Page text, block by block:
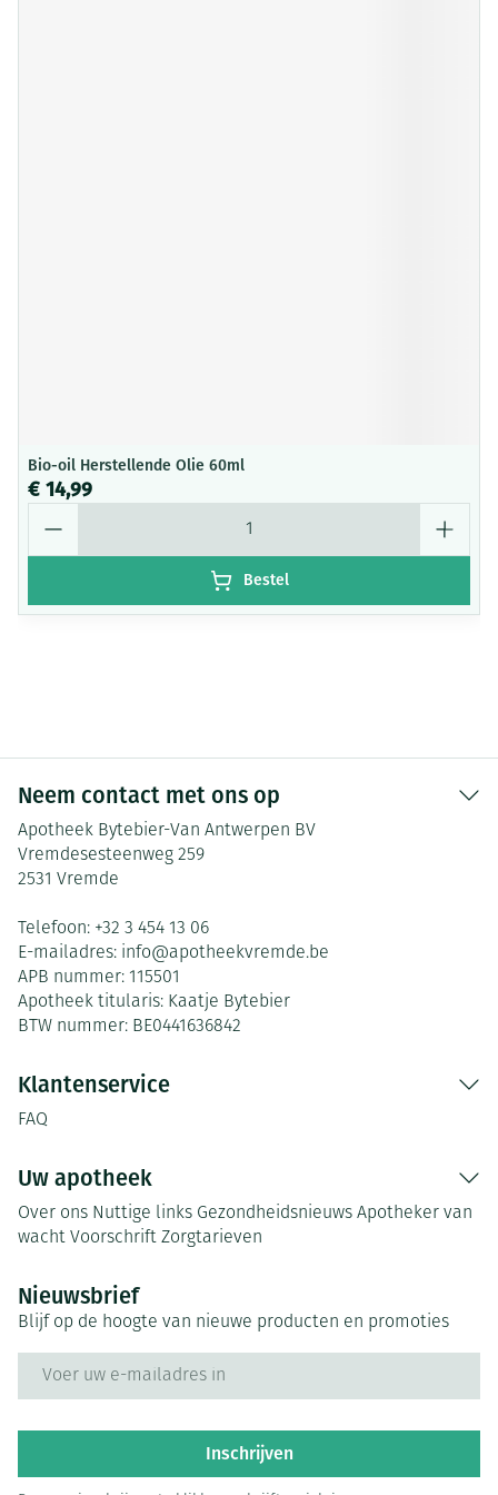
Bio-oil Herstellende Olie 60ml
€ 14,99
Bestel
Neem contact met ons op
Apotheek Bytebier-Van Antwerpen BV
Vremdesesteenweg 259
2531 Vremde
Telefoon: +32 3 454 13 06
E-mailadres: info@apotheekvremde.be
APB nummer: 115501
Apotheek titularis: Kaatje Bytebier
BTW nummer: BE0441636842
Klantenservice
FAQ
Uw apotheek
Over ons Nuttige links Gezondheidsnieuws Apotheker van
wacht Voorschrift Zorgtarieven
Nieuwsbrief
Blijf op de hoogte van nieuwe producten en promoties
Inschrijven